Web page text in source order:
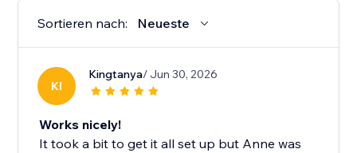
Sortieren nach: Neueste
KI
Kingtanya/ Jun 30, 2026
Works nicely!
It took a bit to get it all set up but Anne was